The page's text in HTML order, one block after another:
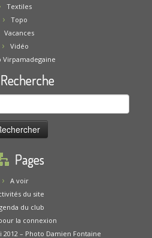
Textiles
Topo
Vacances
Vidéo
Virpamadegaine
Recherche
Pages
A voir
du site
du club
la connexion
– Photo Damien Fontaine